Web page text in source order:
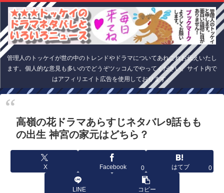
管理人のトッケイが世の中のトレンドやドラマについてあれこれお伝えいたし
ます。個人的な意見も多いのでどうぞツッコんでやってください。サイト内で
はアフィリエイト広告を使用しております。
高嶺の花ドラマあらすじネタバレ9話もも
の出生 神宮の家元はどちら？
X Facebook 0 はてブ 0
LINE コピー